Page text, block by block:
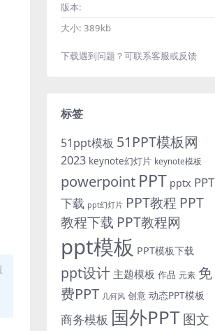
版本:
大小: 389kb
下载遇到问题？可联系客服或反馈
标签
51ppt模板 51PPT模板网
2023 keynote幻灯片 keynote模板
powerpoint PPT pptx PPT
下载 ppt幻灯片 PPT教程 PPT
教程下载 PPT教程网
ppt模板 PPT模板下载
ppt设计 主题模板 作品 元素 免
费PPT 几何风 创意 动态PPT模板
商务模板 国外PPT图文